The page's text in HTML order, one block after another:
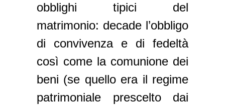
obblighi tipici del
matrimonio: decade l’obbligo
di convivenza e di fedeltà
così come la comunione dei
beni (se quello era il regime
patrimoniale prescelto dai